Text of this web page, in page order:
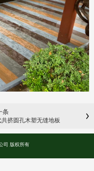
条
共挤圆孔木塑无缝地板
司 版权所有